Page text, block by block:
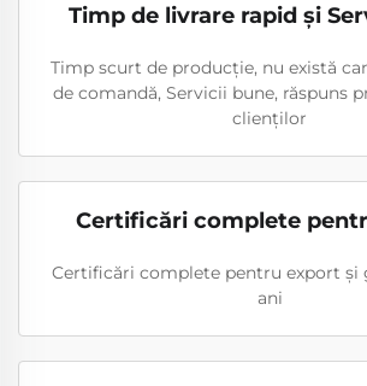
Timp de livrare rapid și
Timp scurt de producție, nu există
de comandă, Servicii bune, răspuns
clienților
Certificări complete
Certificări complete pentru export și
ani